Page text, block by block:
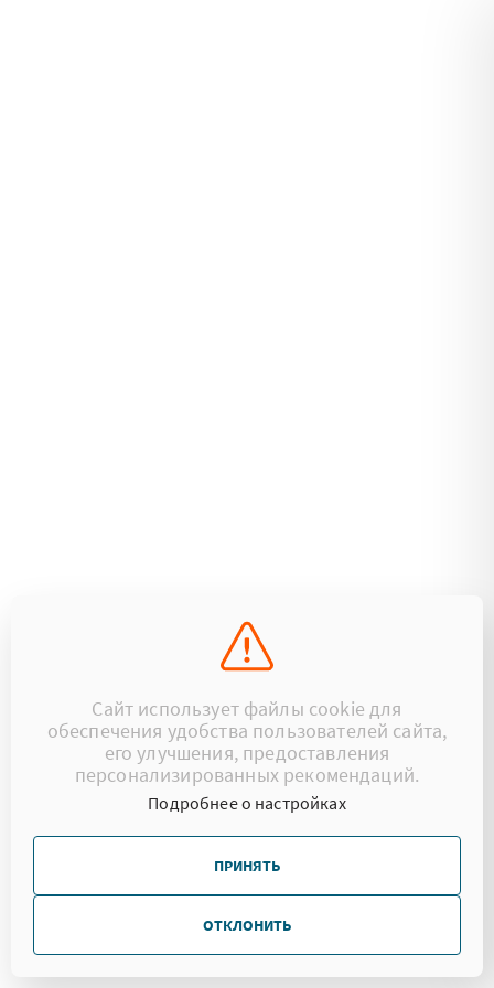
Сайт использует файлы cookie для
обеспечения удобства пользователей сайта,
его улучшения, предоставления
персонализированных рекомендаций.
Подробнее о настройках
ПРИНЯТЬ
ОТКЛОНИТЬ